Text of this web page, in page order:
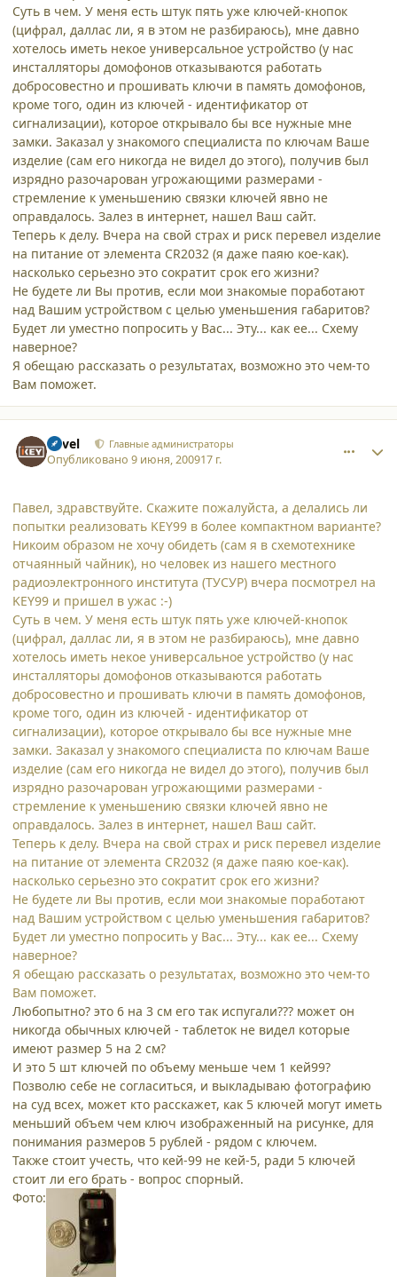
Суть в чем. У меня есть штук пять уже ключей-кнопок
(цифрал, даллас ли, я в этом не разбираюсь), мне давно
хотелось иметь некое универсальное устройство (у нас
инсталляторы домофонов отказываются работать
добросовестно и прошивать ключи в память домофонов,
кроме того, один из ключей - идентификатор от
сигнализации), которое открывало бы все нужные мне
замки. Заказал у знакомого специалиста по ключам Ваше
изделие (сам его никогда не видел до этого), получив был
изрядно разочарован угрожающими размерами -
стремление к уменьшению связки ключей явно не
оправдалось. Залез в интернет, нашел Ваш сайт.
Теперь к делу. Вчера на свой страх и риск перевел изделие
на питание от элемента CR2032 (я даже паяю кое-как).
насколько серьезно это сократит срок его жизни?
Не будете ли Вы против, если мои знакомые поработают
над Вашим устройством с целью уменьшения габаритов?
Будет ли уместно попросить у Вас... Эту... как ее... Схему
наверное?
Я обещаю рассказать о результатах, возможно это чем-то
Вам поможет.
Pavel Главные администраторы
Опубликовано9 июня, 200917 г.
Павел, здравствуйте. Скажите пожалуйста, а делались ли
попытки реализовать KEY99 в более компактном варианте?
Никоим образом не хочу обидеть (сам я в схемотехнике
отчаянный чайник), но человек из нашего местного
радиоэлектронного института (ТУСУР) вчера посмотрел на
KEY99 и пришел в ужас :-)
Суть в чем. У меня есть штук пять уже ключей-кнопок
(цифрал, даллас ли, я в этом не разбираюсь), мне давно
хотелось иметь некое универсальное устройство (у нас
инсталляторы домофонов отказываются работать
добросовестно и прошивать ключи в память домофонов,
кроме того, один из ключей - идентификатор от
сигнализации), которое открывало бы все нужные мне
замки. Заказал у знакомого специалиста по ключам Ваше
изделие (сам его никогда не видел до этого), получив был
изрядно разочарован угрожающими размерами -
стремление к уменьшению связки ключей явно не
оправдалось. Залез в интернет, нашел Ваш сайт.
Теперь к делу. Вчера на свой страх и риск перевел изделие
на питание от элемента CR2032 (я даже паяю кое-как).
насколько серьезно это сократит срок его жизни?
Не будете ли Вы против, если мои знакомые поработают
над Вашим устройством с целью уменьшения габаритов?
Будет ли уместно попросить у Вас... Эту... как ее... Схему
наверное?
Я обещаю рассказать о результатах, возможно это чем-то
Вам поможет.
Любопытно? это 6 на 3 см его так испугали??? может он
никогда обычных ключей - таблеток не видел которые
имеют размер 5 на 2 см?
И это 5 шт ключей по объему меньше чем 1 кей99?
Позволю себе не согласиться, и выкладываю фотографию
на суд всех, может кто расскажет, как 5 ключей могут иметь
меньший объем чем ключ изображенный на рисунке, для
понимания размеров 5 рублей - рядом с ключем.
Также стоит учесть, что кей-99 не кей-5, ради 5 ключей
стоит ли его брать - вопрос спорный.
Фото: